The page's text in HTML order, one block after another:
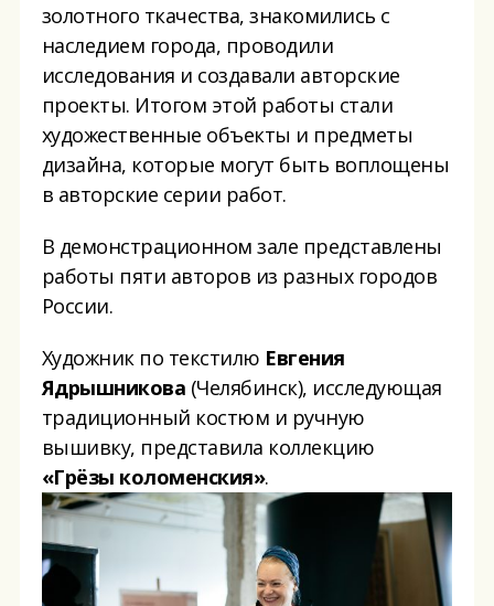
золотного ткачества, знакомились с
наследием города, проводили
исследования и создавали авторские
проекты. Итогом этой работы стали
художественные объекты и предметы
дизайна, которые могут быть воплощены
в авторские серии работ.
В демонстрационном зале представлены
работы пяти авторов из разных городов
России.
Художник по текстилю Евгения
Ядрышникова (Челябинск), исследующая
традиционный костюм и ручную
вышивку, представила коллекцию
«Грёзы коломенския».